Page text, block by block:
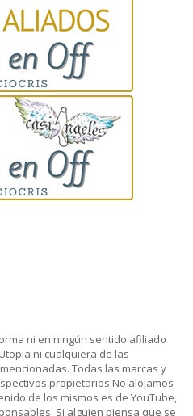
ni en ningún sentido afiliado
ni cualquiera de las
Todas las marcas y
propietarios.No alojamos
de los mismos es de YouTube,
Si alguien piensa que se